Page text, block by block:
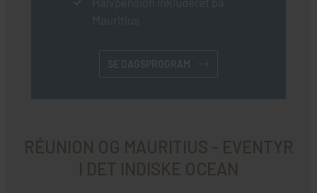
Mauritius
SE DAGSPROGRAM
RÉUNION OG MAURITIUS - EVENTYR
I DET INDISKE OCEAN